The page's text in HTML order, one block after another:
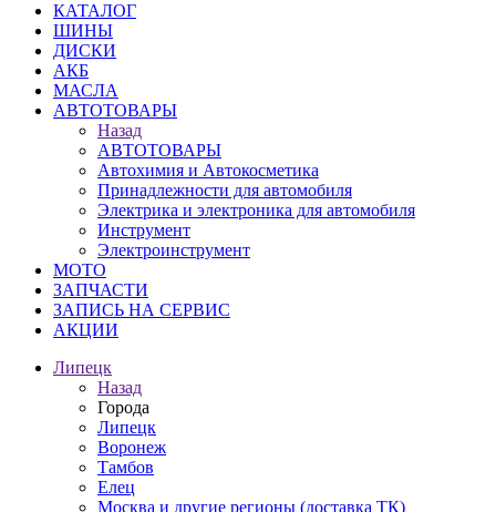
КАТАЛОГ
ШИНЫ
ДИСКИ
АКБ
МАСЛА
АВТОТОВАРЫ
Назад
АВТОТОВАРЫ
Автохимия и Автокосметика
Принадлежности для автомобиля
Электрика и электроника для автомобиля
Инструмент
Электроинструмент
МОТО
ЗАПЧАСТИ
ЗАПИСЬ НА СЕРВИС
АКЦИИ
Липецк
Назад
Города
Липецк
Воронеж
Тамбов
Елец
Москва и другие регионы (доставка ТК)